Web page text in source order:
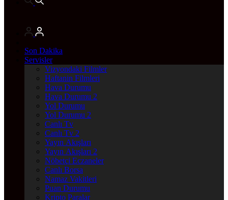
Son Dakika
Servisler
Vizyondaki Filmler
Haftanin Filmleri
Hava Durumu
Hava Durumu 2
Yol Durumu
Yol Durumu 2
Canlı Tv
Canlı Tv 2
Yayın Akışları
Yayın Akışları 2
Nöbetçi Eczaneler
Canlı Borsa
Namaz Vakitleri
Puan Durumu
Kripto Paralar